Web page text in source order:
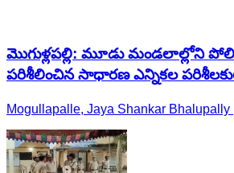
మొగుళ్లపల్లి: మూడు మండలాల్లోని
పరిశీలించిన సాధారణ ఎన్నికల
Mogullapalle, Jaya Shankar Bhalupally